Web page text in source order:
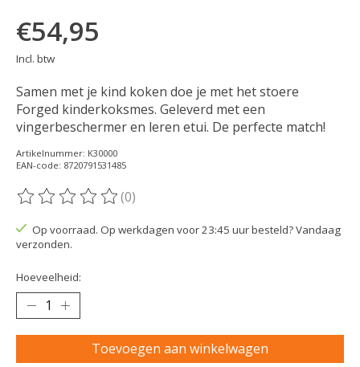
€54,95
Incl. btw
Samen met je kind koken doe je met het stoere
Forged kinderkoksmes. Geleverd met een
vingerbeschermer en leren etui. De perfecte match!
Artikelnummer: K30000
EAN-code: 8720791531485
De beoordeling van dit product is
(0)
Op voorraad. Op werkdagen voor 23:45 uur besteld? Vandaag
verzonden.
Hoeveelheid:
Toevoegen aan winkelwagen